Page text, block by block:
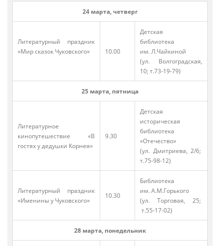
24 марта, четверг
Литературный праздник
«Мир сказок Чуковского»
10.00
Детская
библиотека
им. Л.Чайкиной
(ул. Волгоградская,
10; т.73-19-79)
25 марта, пятница
Литературное
кинопутешествие «В
гостях у дедушки Корнея»
9.30
Детская
историческая
библиотека
«Отечество»
(ул. Дмитриева, 2/6;
т.75-98-12)
Литературный праздник
«Именины у Чуковского»
10.30
Библиотека
им. А.М.Горького
(ул. Торговая, 25;
т.55-17-02)
28 марта, понедельник